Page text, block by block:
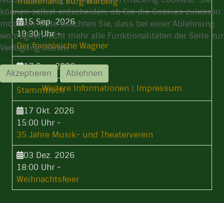
15 Sep. 2026
19:30 Uhr-
Der französiche Wagner
17 Sep. 2026
19:30 Uhr
-
Stammtisch
17 Okt. 2026
15:00 Uhr-
35 Jahre Musik- und Theaterverein
03 Dez. 2026
18:00 Uhr-
Weihnachtsfeier
können selbst entscheiden, ob Sie die Cookies zulassen
möchten. Bitte beachten Sie, dass bei einer Ablehnung
womöglich nicht mehr alle Funktionalitäten der Seite zur
Verfügung stehen.
Akzeptieren
Ablehnen
Weitere Informationen | Impressum